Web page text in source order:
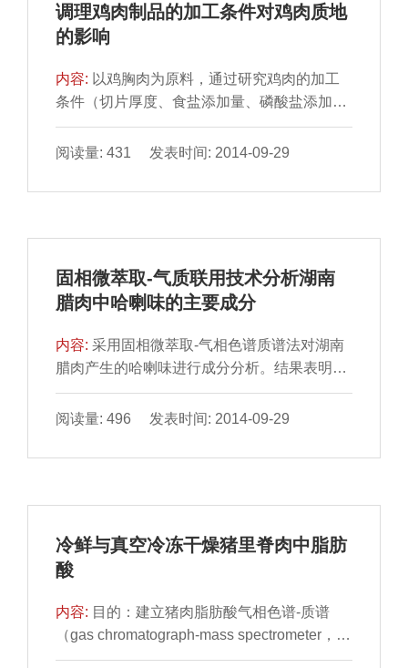
调理鸡肉制品的加工条件对鸡肉质地
的影响
内容: 以鸡胸肉为原料，通过研究鸡肉的加工
条件（切片厚度、食盐添加量、磷酸盐添加量
以及腌制、滚揉和热 处理三段时间）对鸡肉剪
切力、韧性和蒸...
阅读量: 431 发表时间: 2014-09-29
固相微萃取-气质联用技术分析湖南
腊肉中哈喇味的主要成分
内容:采用固相微萃取-气相色谱质谱法对湖南
腊肉产生的哈喇味进行成分分析。结果表明，
3-辛烯-2-酮、反-2- 辛醛、2-十三烯醛、2,4-葵
二烯醛是腊...
阅读量: 496 发表时间: 2014-09-29
冷鲜与真空冷冻干燥猪里脊肉中脂肪
酸
内容: 目的：建立猪肉脂肪酸气相色谱-质谱
（gas chromatograph-mass spectrometer，
GC-MS）检测方法，并对冷 鲜和真空冷冻干